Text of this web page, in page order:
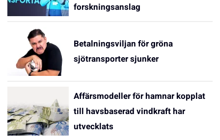
forskningsanslag
Betalningsviljan för gröna
sjötransporter sjunker
Affärsmodeller för hamnar kopplat
till havsbaserad vindkraft har
utvecklats